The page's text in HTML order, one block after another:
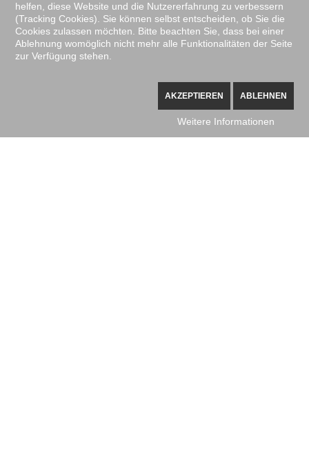
helfen, diese Website und die Nutzererfahrung zu verbessern
(Tracking Cookies). Sie können selbst entscheiden, ob Sie die
Cookies zulassen möchten. Bitte beachten Sie, dass bei einer
Ablehnung womöglich nicht mehr alle Funktionalitäten der Seite
zur Verfügung stehen.
AKZEPTIEREN ABLEHNEN
Weitere Informationen